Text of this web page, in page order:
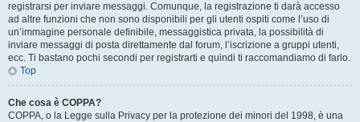
registrarsi per inviare messaggi. Comunque, la registrazione ti darà accesso
ad altre funzioni che non sono disponibili per gli utenti ospiti come l’uso di
un’immagine personale definibile, messaggistica privata, la possibilità di
inviare messaggi di posta direttamente dal forum, l’iscrizione a gruppi utenti,
ecc. Ti bastano pochi secondi per registrarti e quindi ti raccomandiamo di farlo.
Top
Che cosa è COPPA?
COPPA, o la Legge sulla Privacy per la protezione dei minori del 1998, è una